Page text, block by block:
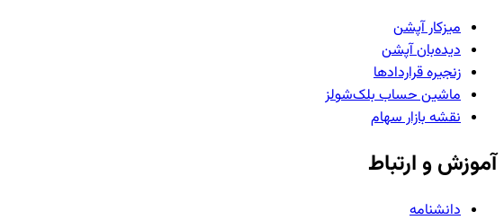
میزکار آپشن
دیده‌بان آپشن
زنجیره قراردادها
ماشین حساب بلک‌شولز
نقشه بازار سهام
آموزش و ارتباط
دانشنامه